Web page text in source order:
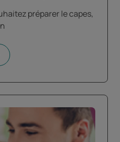
préparer le capes,